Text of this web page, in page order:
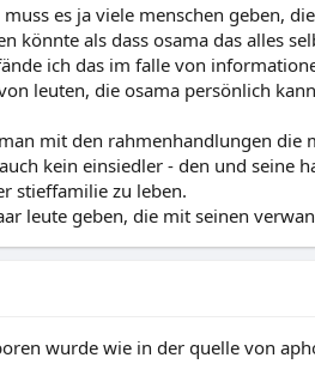
es ja viele menschen geben,
könnte als dass osama das alles
ich das im falle von
leuten, die osama persönlich
mit den rahmenhandlungen
kein einsiedler - den und seine
stieffamilie zu leben.
leute geben, die mit seinen
wurde wie in der quelle von